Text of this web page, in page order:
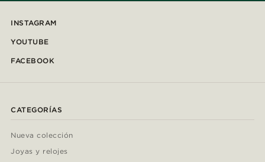
INSTAGRAM
YOUTUBE
FACEBOOK
CATEGORÍAS
Nueva colección
Joyas y relojes